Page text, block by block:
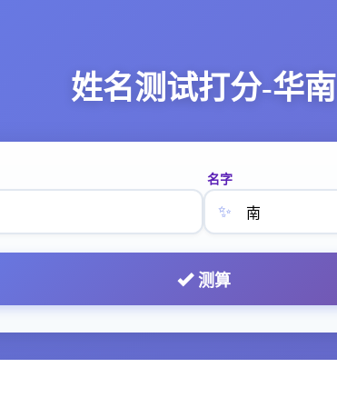
姓名测试打分-华南
名字
✨
测算